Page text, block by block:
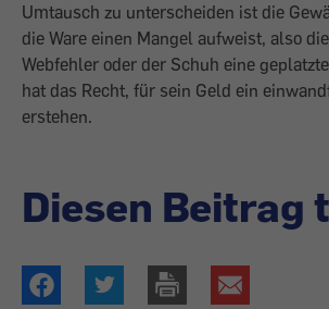
Umtausch zu unterscheiden ist die
die Ware einen Mangel aufweist, also
Webfehler oder der Schuh eine
hat das Recht, für sein Geld ein
erstehen.
Diesen Beitrag